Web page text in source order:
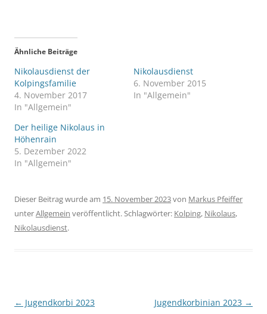
Ähnliche Beiträge
Nikolausdienst der
Kolpingsfamilie
4. November 2017
In "Allgemein"
Nikolausdienst
6. November 2015
In "Allgemein"
Der heilige Nikolaus in
Höhenrain
5. Dezember 2022
In "Allgemein"
Dieser Beitrag wurde am 15. November 2023von Markus Pfeiffer
unterAllgemein veröffentlicht. Schlagwörter: Kolping, Nikolaus,
Nikolausdienst.
Beitragsnavigation
← Jugendkorbi 2023 Jugendkorbinian 2023 →